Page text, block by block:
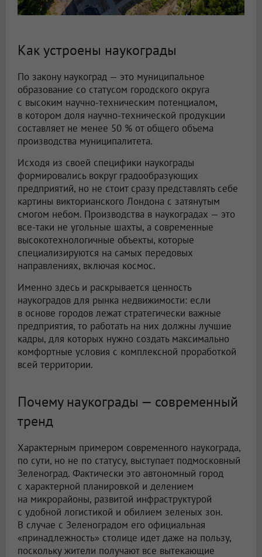
Как устроены наукограды
По закону наукоград — это муниципальное
образование со статусом городского округа
с высоким научно-техническим потенциалом,
в котором доля научно-технической продукции
составляет не менее 50 % от общего объема
производства муниципалитета.
Исходя из своей специфики наукограды
формировались вокруг градообразующих
предприятий, но не стоит сразу представлять себе
картины викторианского Лондона с затянутым
смогом небом. Производства в наукоградах — это
все-таки не угольные шахты, а современные
высокотехнологичные объекты, которые
специализируются на самых передовых
направлениях, включая космос.
Именно здесь и раскрывается ценность
наукоградов для рынка недвижимости: если
в основе городов лежат стратегически важные
предприятия, то работать на них должны лучшие
кадры, для которых нужно создать максимально
комфортные условия с комплексной проработкой
всей территории.
Почему наукограды — современный
тренд
Характерным примером современного наукограда,
по сути, но не по статусу, выступает подмосковный
Зеленоград. Фактически это автономный город
с характерной планировкой и делением
на микрорайоны, развитой инфраструктурой
с удобной логистикой и обилием зеленых зон.
В случае с Зеленоградом его официальная
«принадлежность» столице идет даже на пользу,
поскольку жители получают все вытекающие